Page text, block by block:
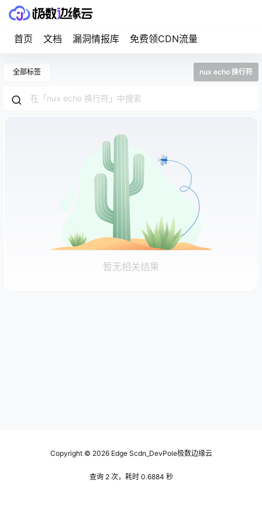
首页 文档 漏洞情报库 免费领CDN流量
全部标签 nux echo 换行符
暂无相关结果
Copyright © 2026Edge Scdn_DevPole极数边缘云
查询 2 次，耗时 0.6884 秒